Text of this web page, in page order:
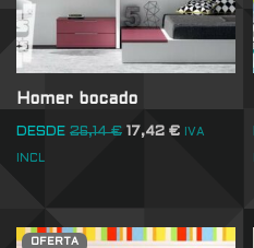
Homer bocado
DESDE 26,14€ 17,42 € IVA
INCL
OFERTA